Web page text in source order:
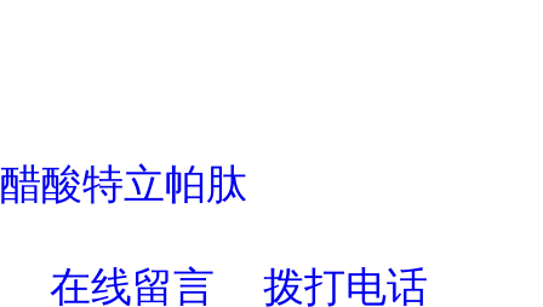
醋酸特立帕肽
在线留言 拨打电话